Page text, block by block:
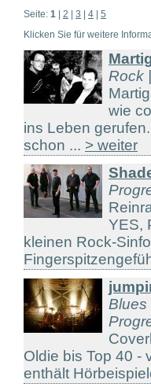
Seite: 1 2 3 4
5
Klicken Sie für weitere
Rock
wie
ins Leben
schon ... > weiter
YES,
kleinen Rock-
Blues
Oldie bis Top 40 -
enthält